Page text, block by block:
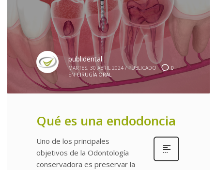
0
publidental
MARTES, 30 ABRIL 2024 / PUBLICADO
EN CIRUGÍA ORAL
Qué es una endodoncia
Uno de los principales
objetivos de la Odontología
conservadora es preservar la